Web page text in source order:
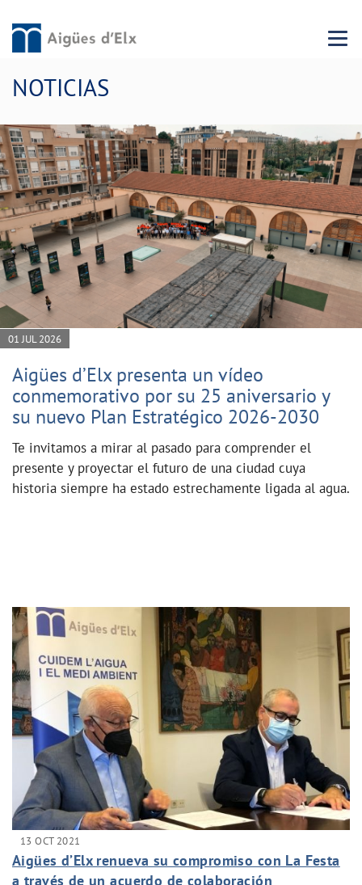
Menu
NOTICIAS
01 JUL 2026
Aigües d’Elx presenta un vídeo
conmemorativo por su 25 aniversario y
su nuevo Plan Estratégico 2026-2030
Te invitamos a mirar al pasado para comprender el
presente y proyectar el futuro de una ciudad cuya
historia siempre ha estado estrechamente ligada al agua.
13 OCT 2021
Aigües d’Elx renueva su compromiso con La Festa
a través de un acuerdo de colaboración